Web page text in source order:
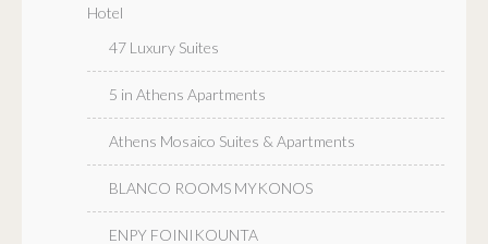
Hotel
47 Luxury Suites
5 in Athens Apartments
Athens Mosaico Suites & Apartments
BLANCO ROOMS MYKONOS
ENPY FOINIKOUNTA